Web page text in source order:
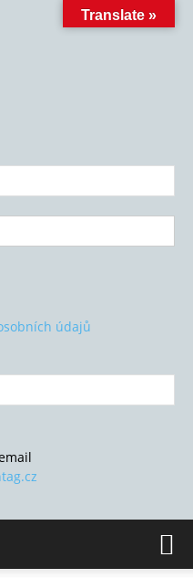
údajů
Translate »